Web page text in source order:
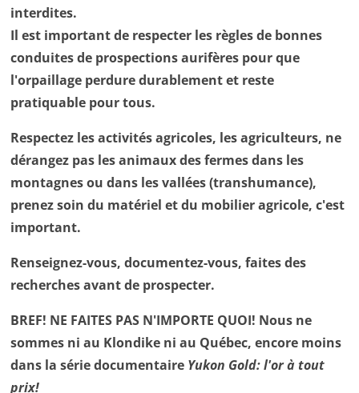
interdites.
Il est important de respecter les règles de bonnes
conduites de prospections aurifères pour que
l'orpaillage perdure durablement et reste
pratiquable pour tous.
Respectez les activités agricoles, les agriculteurs, ne
dérangez pas les animaux des fermes dans les
montagnes ou dans les vallées (transhumance),
prenez soin du matériel et du mobilier agricole, c'est
important.
Renseignez-vous, documentez-vous, faites des
recherches avant de prospecter.
BREF! NE FAITES PAS N'IMPORTE QUOI! Nous ne
sommes ni au Klondike ni au Québec, encore moins
dans la série documentaire Yukon Gold: l'or à tout
prix!